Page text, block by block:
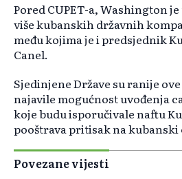
Pored CUPET-a, Washington
više kubanskih državnih
među kojima je i predsjednik
Canel.
Sjedinjene Države su ranije
najavile mogućnost uvođenja
koje budu isporučivale naftu
pooštrava pritisak na
Povezane vijesti